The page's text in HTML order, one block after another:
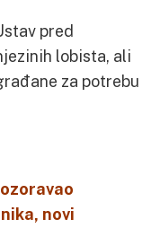
pred
lobista, ali
za potrebu
novi